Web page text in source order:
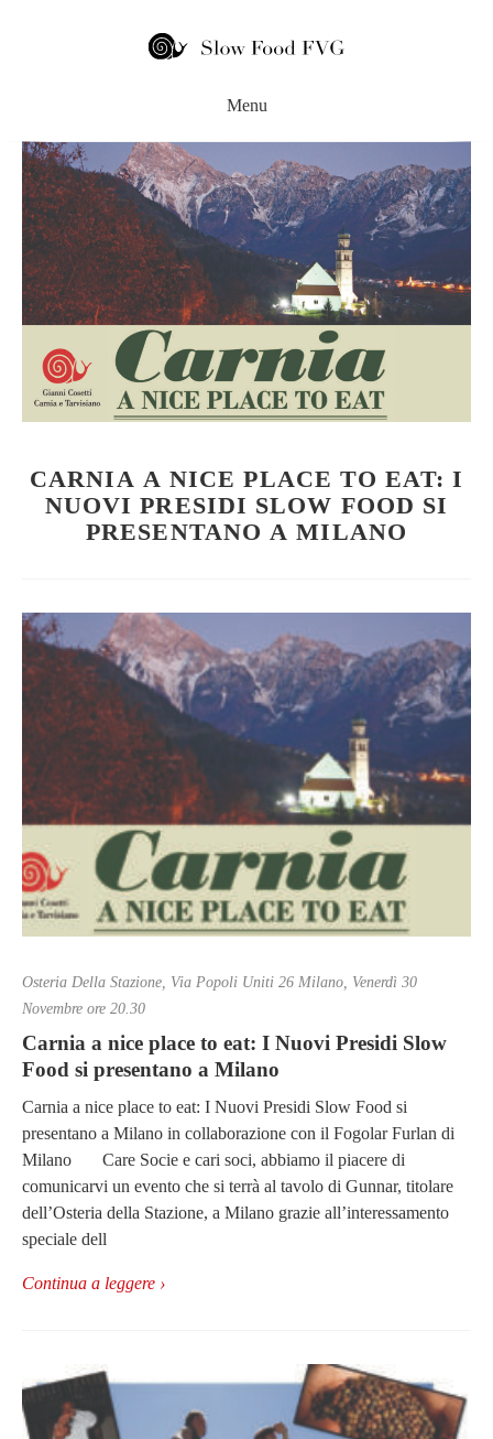
CARNIA A NICE PLACE TO EAT: I
NUOVI PRESIDI SLOW FOOD SI
PRESENTANO A MILANO
Osteria Della Stazione, Via Popoli Uniti 26 Milano, Venerdì 30
Novembre ore 20.30
Carnia a nice place to eat: I Nuovi Presidi Slow
Food si presentano a Milano
Carnia a nice place to eat: I Nuovi Presidi Slow Food si
presentano a Milano in collaborazione con il Fogolar Furlan di
Milano Care Socie e cari soci, abbiamo il piacere di
comunicarvi un evento che si terrà al tavolo di Gunnar, titolare
dell’Osteria della Stazione, a Milano grazie all’interessamento
speciale dell
Continua a leggere ›